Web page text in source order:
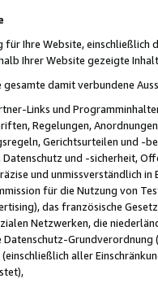
Ihre Website,
Ihrer Website gezeigte
gesamte damit verbundene
Links und
Regelungen,
Gerichtsurteilen und -
und -sicherheit,
und unmissverständlich
für die Nutzung von
das französische
Netzwerken, die
aller